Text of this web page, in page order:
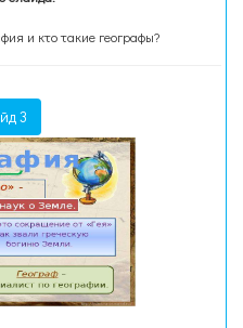
и кто такие географы?
3